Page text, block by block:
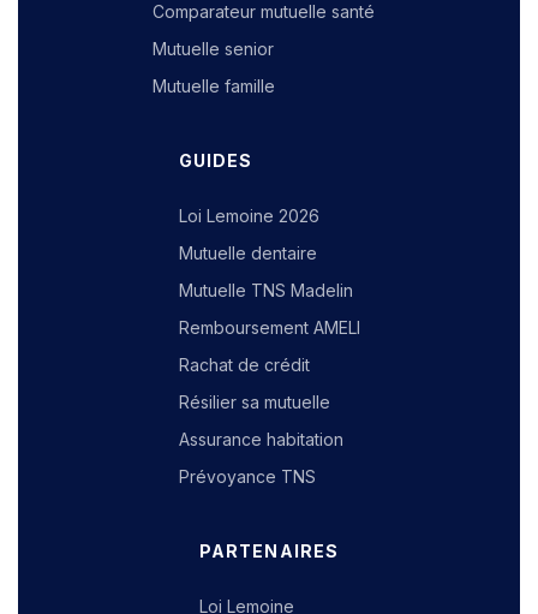
Comparateur mutuelle santé
Mutuelle senior
Mutuelle famille
GUIDES
Loi Lemoine 2026
Mutuelle dentaire
Mutuelle TNS Madelin
Remboursement AMELI
Rachat de crédit
Résilier sa mutuelle
Assurance habitation
Prévoyance TNS
PARTENAIRES
Loi Lemoine